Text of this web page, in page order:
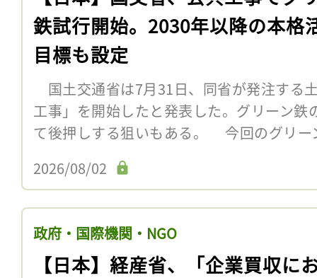
鉄試行開始。2030年以降の本格
目標も設定
国土交通省は7月31日、同省が発注する
工事」を開始したと発表した。グリーン鉄
て後押しする狙いもある。 今回のグリー
2026/08/02
政府・国際機関・NGO
【日本】経産省、「企業買収に